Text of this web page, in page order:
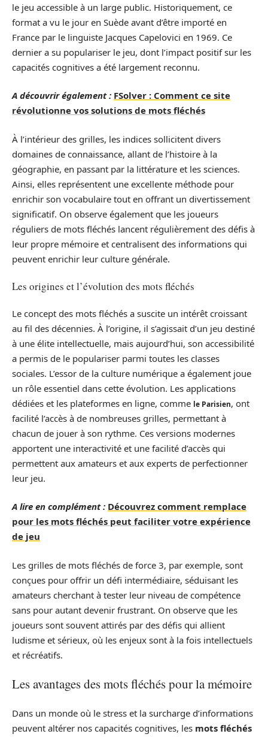
le jeu accessible à un large public. Historiquement, ce
format a vu le jour en Suède avant d’être importé en
France par le linguiste Jacques Capelovici en 1969. Ce
dernier a su populariser le jeu, dont l’impact positif sur les
capacités cognitives a été largement reconnu.
A découvrir également : FSolver : Comment ce site
révolutionne vos solutions de mots fléchés
À l’intérieur des grilles, les indices sollicitent divers
domaines de connaissance, allant de l’histoire à la
géographie, en passant par la littérature et les sciences.
Ainsi, elles représentent une excellente méthode pour
enrichir son vocabulaire tout en offrant un divertissement
significatif. On observe également que les joueurs
réguliers de mots fléchés lancent régulièrement des défis à
leur propre mémoire et centralisent des informations qui
peuvent enrichir leur culture générale.
Les origines et l’évolution des mots fléchés
Le concept des mots fléchés a suscite un intérêt croissant
au fil des décennies. À l’origine, il s’agissait d’un jeu destiné
à une élite intellectuelle, mais aujourd’hui, son accessibilité
a permis de le populariser parmi toutes les classes
sociales. L’essor de la culture numérique a également joue
un rôle essentiel dans cette évolution. Les applications
dédiées et les plateformes en ligne, comme le Parisien, ont
facilité l’accès à de nombreuses grilles, permettant à
chacun de jouer à son rythme. Ces versions modernes
apportent une interactivité et une facilité d’accès qui
permettent aux amateurs et aux experts de perfectionner
leur jeu.
A lire en complément : Découvrez comment remplace
pour les mots fléchés peut faciliter votre expérience
de jeu
Les grilles de mots fléchés de force 3, par exemple, sont
conçues pour offrir un défi intermédiaire, séduisant les
amateurs cherchant à tester leur niveau de compétence
sans pour autant devenir frustrant. On observe que les
joueurs sont souvent attirés par des défis qui allient
ludisme et sérieux, où les enjeux sont à la fois intellectuels
et récréatifs.
Les avantages des mots fléchés pour la mémoire
Dans un monde où le stress et la surcharge d’informations
peuvent altérer nos capacités cognitives, les mots fléchés